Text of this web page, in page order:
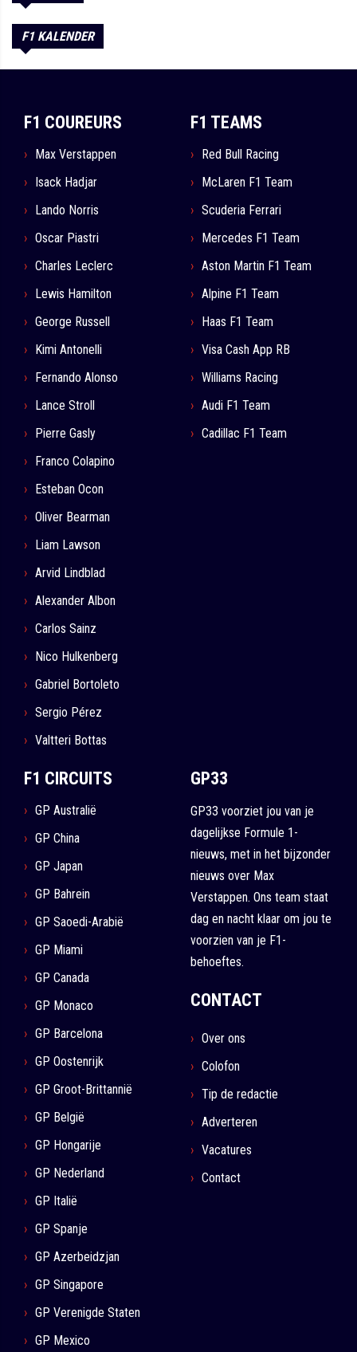
F1 KALENDER
F1 COUREURS
Max Verstappen
Isack Hadjar
Lando Norris
Oscar Piastri
Charles Leclerc
Lewis Hamilton
George Russell
Kimi Antonelli
Fernando Alonso
Lance Stroll
Pierre Gasly
Franco Colapino
Esteban Ocon
Oliver Bearman
Liam Lawson
Arvid Lindblad
Alexander Albon
Carlos Sainz
Nico Hulkenberg
Gabriel Bortoleto
Sergio Pérez
Valtteri Bottas
F1 TEAMS
Red Bull Racing
McLaren F1 Team
Scuderia Ferrari
Mercedes F1 Team
Aston Martin F1 Team
Alpine F1 Team
Haas F1 Team
Visa Cash App RB
Williams Racing
Audi F1 Team
Cadillac F1 Team
F1 CIRCUITS
GP Australië
GP China
GP Japan
GP Bahrein
GP Saoedi-Arabië
GP Miami
GP Canada
GP Monaco
GP Barcelona
GP Oostenrijk
GP Groot-Brittannië
GP België
GP Hongarije
GP Nederland
GP Italië
GP Spanje
GP Azerbeidzjan
GP Singapore
GP Verenigde Staten
GP Mexico
GP33
GP33 voorziet jou van je
dagelijkse Formule 1-
nieuws, met in het bijzonder
nieuws over Max
Verstappen. Ons team staat
dag en nacht klaar om jou te
voorzien van je F1-
behoeftes.
CONTACT
Over ons
Colofon
Tip de redactie
Adverteren
Vacatures
Contact